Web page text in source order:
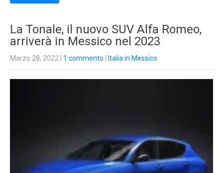
La Tonale, il nuovo SUV Alfa Romeo,
arriverà in Messico nel 2023
Marzo 28, 2022 1 commento Italia in Messico